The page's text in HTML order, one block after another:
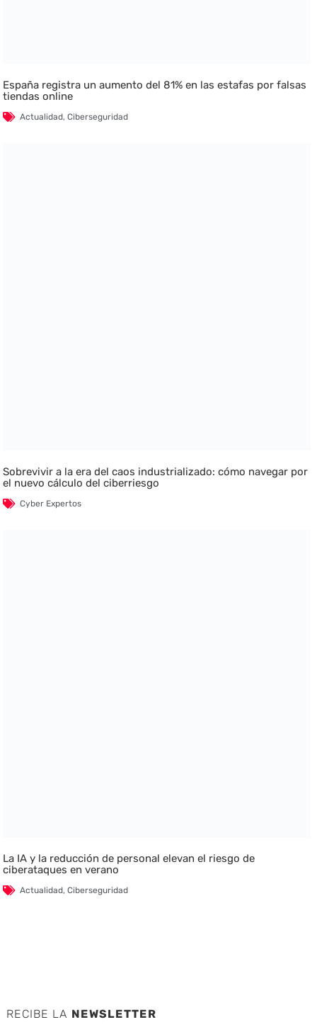
España registra un aumento del 81% en las estafas por falsas
tiendas online
Actualidad,Ciberseguridad
Sobrevivir a la era del caos industrializado: cómo navegar por
el nuevo cálculo del ciberriesgo
Cyber Expertos
La IA y la reducción de personal elevan el riesgo de
ciberataques en verano
Actualidad,Ciberseguridad
RECIBE LA NEWSLETTER